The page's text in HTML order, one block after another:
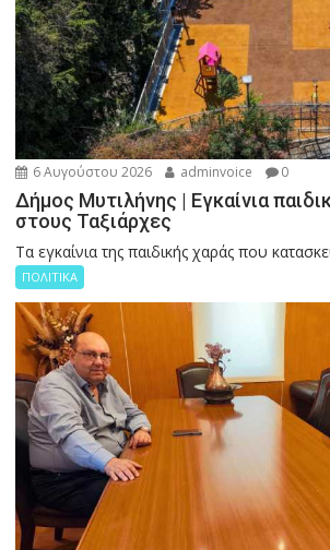
6 Αυγούστου 2026 adminvoice 0
Δήμος Μυτιλήνης | Εγκαίνια
στους Ταξιάρχες
Tα εγκαίνια της παιδικής χαράς που
ΠΟΛΙΤΙΚΑ